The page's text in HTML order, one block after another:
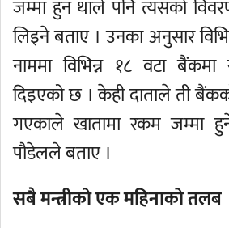
जम्मा हुन थाले पनि त्यसको
लिइने बताए । उनका अनुसार
नाममा विभिन्न १८ वटा
दिइएको छ । केही दाताले ती
गएकाले खातामा रकम जम्मा
पौडेलले बताए ।
सबै मन्त्रीको एक महिनाको तलब